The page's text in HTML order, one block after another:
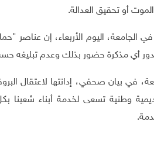
أو تحقيق العدالة.
الجامعة، اليوم الأربعاء، إن عناصر
أي مذكرة حضور بذلك وعدم تبليغه
في بيان صحفي، إدانتها لاعتقال
وطنية تسعى لخدمة أبناء شعبنا